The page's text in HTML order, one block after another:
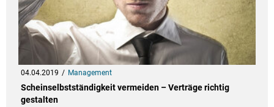
04.04.2019 Management
Scheinselbstständigkeit vermeiden – Verträge richtig
gestalten